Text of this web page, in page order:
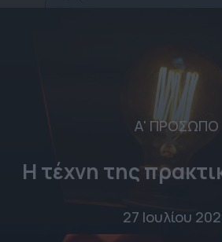
Α' ΠΡΟΣΩΠΟ
Η τέχνη της
27 Ιουλίου